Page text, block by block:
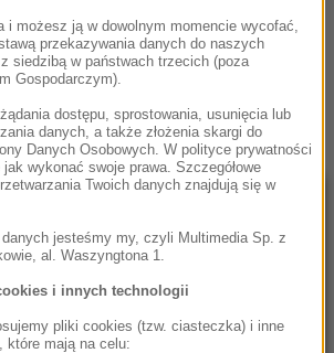
/ FEZZO / Zaark - How
i możesz ją w dowolnym momencie wycofać,
przekazywania danych do naszych
siedzibą w państwach trzecich (poza
Gospodarczym).
dostępu, sprostowania, usunięcia lub
danych, a także złożenia skargi do
Danych Osobowych. W polityce prywatności
wykonać swoje prawa. Szczegółowe
Twoich danych znajdują się w
jesteśmy my, czyli Multimedia Sp. z
al. Waszyngtona 1.
i innych technologii
pliki cookies (tzw. ciasteczka) i inne
które mają na celu: